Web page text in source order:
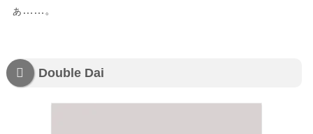
ぁ……。
Double Dai